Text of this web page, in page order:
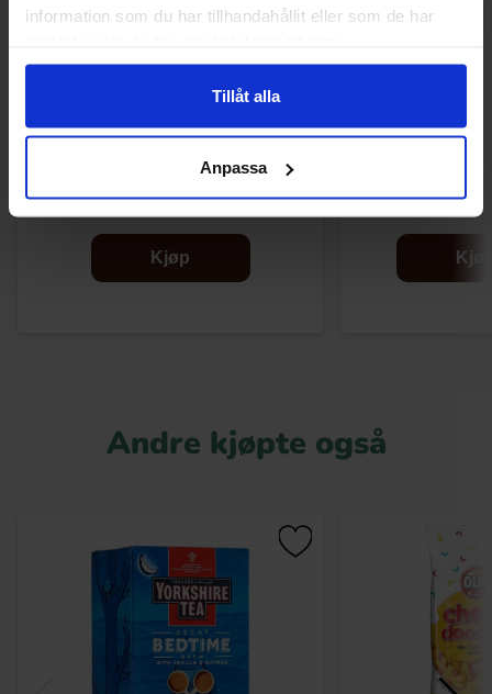
information som du har tillhandahållit eller som de har
Tillåt alla
Anpassa
Look-O-Look Adventskalender 210g
99.90 kr
Kjøp
Andre kjøpte også